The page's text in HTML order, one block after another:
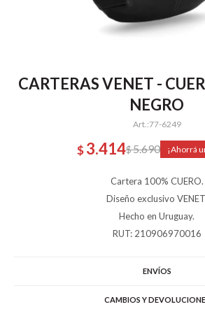
CARTERAS VENET -
NEGRO
77-6249
$ 3.414$5.690
Cartera 100% CUERO.
Diseño exclusivo
Hecho en Uruguay.
RUT: 210906970016
ENVÍOS
CAMBIOS Y